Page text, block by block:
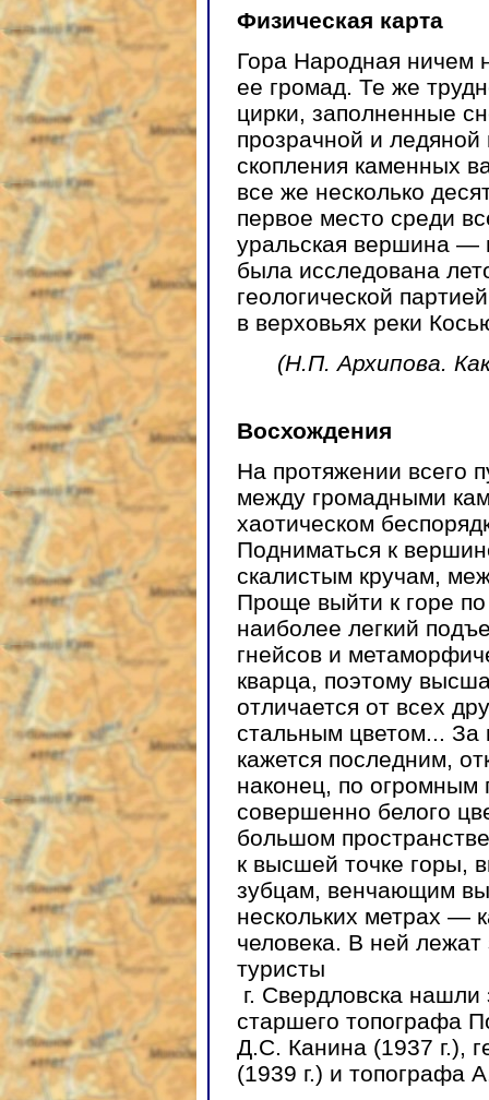
Физическая карта
Гора Народная ничем
ее громад. Те же
цирки, заполненные
прозрачной и
скопления каменных
все же несколько
первое место среди
уральская вершина —
была исследована
геологической
в верховьях реки
(Н.П. Архипова.
Восхождения
На протяжении всего
между громадными
хаотическом
Подниматься к
скалистым кручам,
Проще выйти к горе
наиболее легкий
гнейсов и
кварца, поэтому
отличается от всех
стальным цветом...
кажется последним,
наконец, по огромным
совершенно белого
большом
к высшей точке горы,
зубцам, венчающим
нескольких метрах —
человека. В ней лежат
туристы
г. Свердловска
старшего топографа
Д.С. Канина (1937 г.),
(1939 г.) и топографа